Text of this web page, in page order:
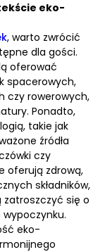
eko-
, warto zwrócić
dla gości.
oferować
spacerowych,
czy rowerowych,
Ponadto,
takie jak
źródła
czy
oferują zdrową,
składników,
zatroszczyć się o
eko-